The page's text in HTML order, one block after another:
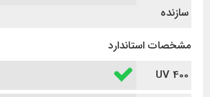
سازنده
مشخصات استاندارد
UV 400